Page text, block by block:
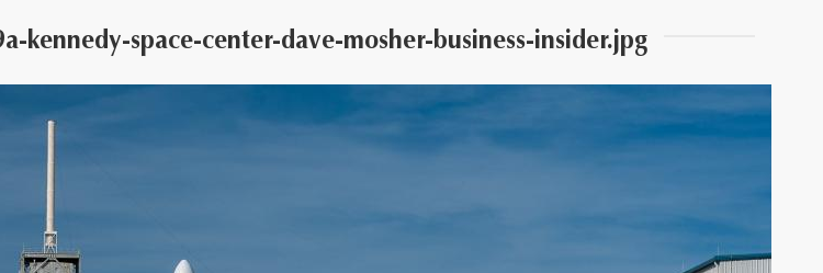
space-center-dave-mosher-business-insider.jpg